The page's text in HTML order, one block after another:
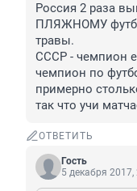
Россия 2 раза
ПЛЯЖНОМУ
травы.
СССР - чемпион
чемпион по
примерно
так что учи
ОТВЕТИТЬ
Гость
5 декабря 2017,